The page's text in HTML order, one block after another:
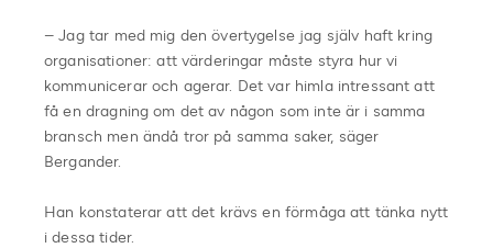
– Jag tar med mig den övertygelse jag själv haft kring
organisationer: att värderingar måste styra hur vi
kommunicerar och agerar. Det var himla intressant att
få en dragning om det av någon som inte är i samma
bransch men ändå tror på samma saker, säger
Bergander.
Han konstaterar att det krävs en förmåga att tänka nytt
i dessa tider.